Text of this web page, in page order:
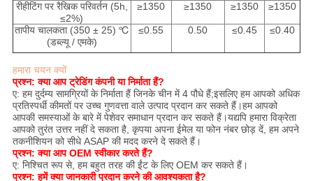
रीहीटिंग पर रैखिक परिवर्तन (5h,
≤2%)
≥1350 ≥1350 ≥1350 ≥1350
तापीय चालकता (350 ± 25) ℃
(डब्ल्यू / एमके)
≤0.55 0.50 ≤0.45 ≤0.40
हमारा चयन क्यों
प्रश्न: क्या आप ट्रेडिंग कंपनी या निर्माता हैं?
ए: हम दुर्दम्य सामग्रियों के निर्माता हैं जिनके चीन में 4 पौधे हैं;इसलिए हम आपको अधिक
प्रतिस्पर्धी कीमतों पर उच्च गुणवत्ता वाले उत्पाद प्रदान कर सकते हैं।हम आपको
आपकी समस्याओं के बारे में पेशेवर समाधान प्रदान कर सकते हैं।यद्यपि हमारा विक्रेता
आपको तुरंत उत्तर नहीं दे सकता है, कृपया अपना ईमेल या फोन नंबर छोड़ दें, हम अपने
तकनीशियन को सीधे ASAP की मदद करने दे सकते हैं।
प्रश्न: क्या आप OEM स्वीकार करते हैं?
ए: निश्चित रूप से, हम बहुत तरह की ईंट के लिए OEM कर सकते हैं।
प्रश्न: हमें क्या जानकारी प्रदान करने की आवश्यकता है?